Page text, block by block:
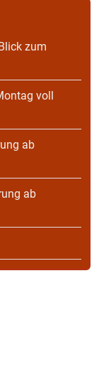
zum
voll
ab
ab